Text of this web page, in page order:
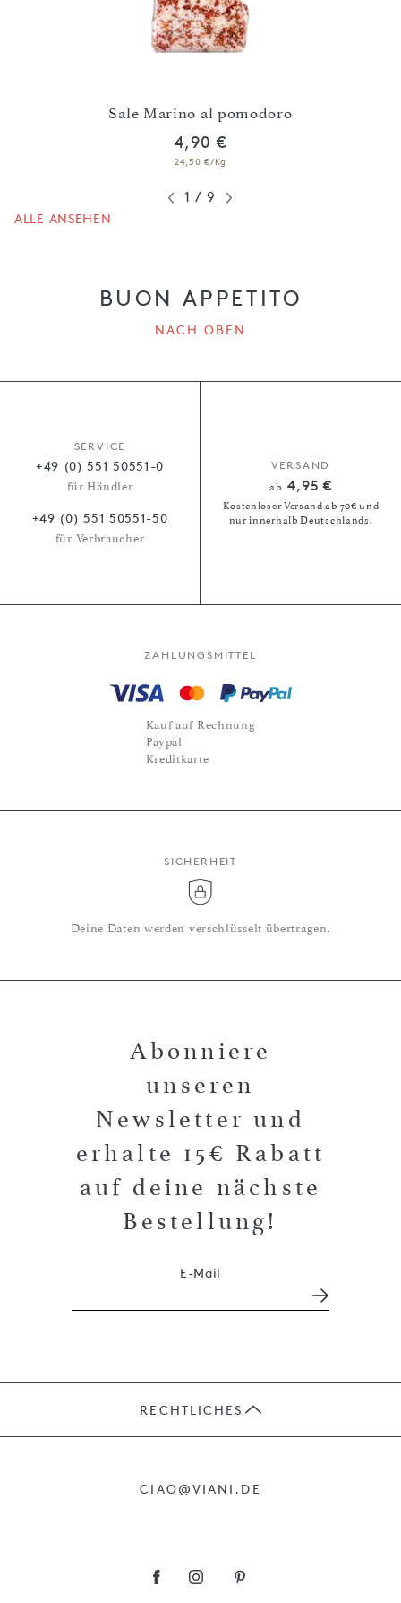
Sale Marino al pomodoro
4,90 €
24,50 €/Kg
1 / 9
ALLE ANSEHEN
BUON APPETITO
NACH OBEN
SERVICE
+49 (0) 551 50551-0
für Händler
+49 (0) 551 50551-50
für Verbraucher
VERSAND
ab 4,95 €
Kostenloser Versand ab 70€ und
nur innerhalb Deutschlands.
ZAHLUNGSMITTEL
Kauf auf Rechnung
Paypal
Kreditkarte
SICHERHEIT
Deine Daten werden verschlüsselt übertragen.
Abonniere
unseren
Newsletter und
erhalte 15€ Rabatt
auf deine nächste
Bestellung!
E-Mail
RECHTLICHES
CIAO@VIANI.DE